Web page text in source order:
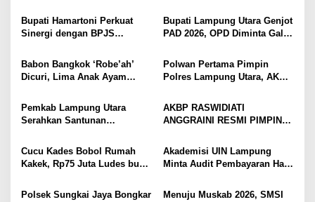
o
Tokoh Masyarakat dan Adat
Perkuat Kamtibmas
Jual Hasil Panen Meningkat
Bupati Hamartoni Perkuat
Sinergi dengan BPJS
Kesehatan Makin Cepat dan
Mudah
Bupati Lampung Utara Genjot
PAD 2026, OPD Diminta Gali
hingga Optimalkan PBB-P2
Babon Bangkok ‘Robe’ah’
Dicuri, Lima Anak Ayam
Gang Jalaba Kotabumi Heboh
Polwan Pertama Pimpin
Polres Lampung Utara, AKBP
Pedang Pora
Pemkab Lampung Utara
Serahkan Santunan
Korban Kebakaran
AKBP RASWIDIATI
ANGGRAINI RESMI PIMPIN
BAWA KOMITMEN PERKUAT
KAMTIBMAS DAN
PELAYANAN PRESISI
Cucu Kades Bobol Rumah
Kakek, Rp75 Juta Ludes buat
Ditembak Polisi
Akademisi UIN Lampung
Minta Audit Pembayaran Hak
Kepastian Hukum Tak Boleh
Polsek Sungkai Jaya Bongkar
Menuju Muskab 2026, SMSI